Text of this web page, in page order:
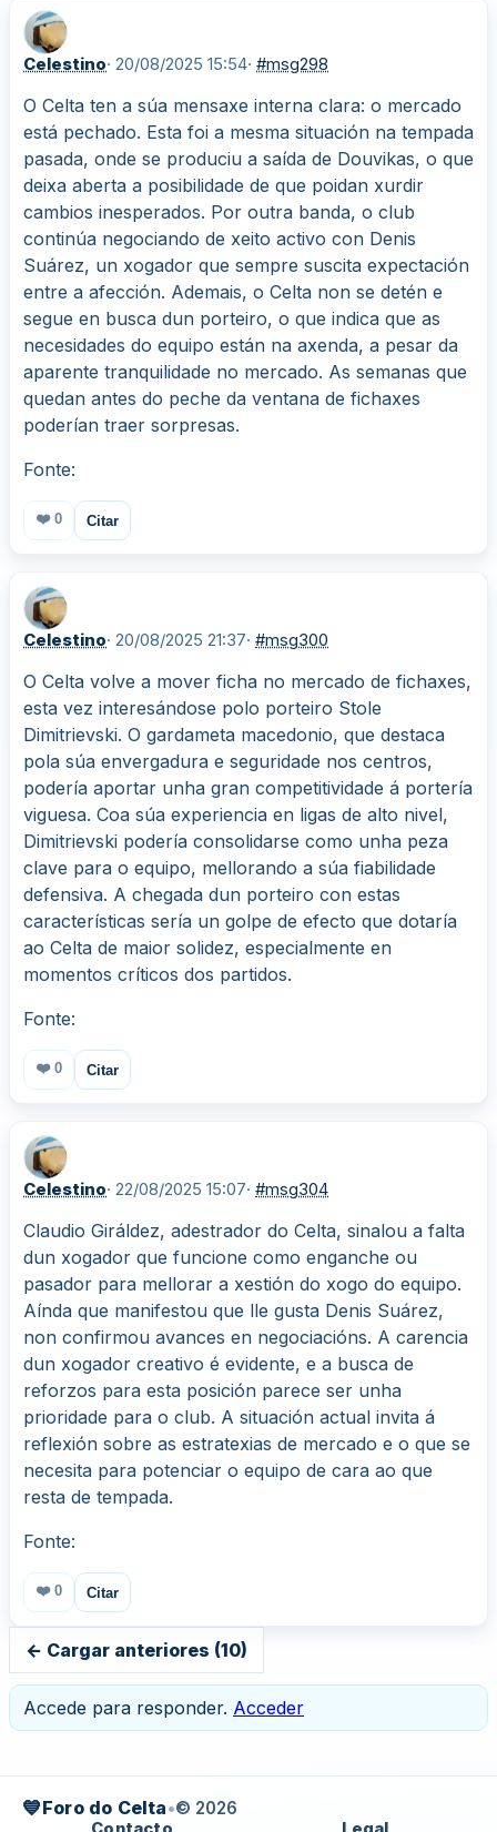
Celestino· 20/08/2025 15:54· #msg298
O Celta ten a súa mensaxe interna clara: o mercado
está pechado. Esta foi a mesma situación na tempada
pasada, onde se produciu a saída de Douvikas, o que
deixa aberta a posibilidade de que poidan xurdir
cambios inesperados. Por outra banda, o club
continúa negociando de xeito activo con Denis
Suárez, un xogador que sempre suscita expectación
entre a afección. Ademais, o Celta non se detén e
segue en busca dun porteiro, o que indica que as
necesidades do equipo están na axenda, a pesar da
aparente tranquilidade no mercado. As semanas que
quedan antes do peche da ventana de fichaxes
poderían traer sorpresas.
Fonte:
❤️ 0 Citar
Celestino· 20/08/2025 21:37· #msg300
O Celta volve a mover ficha no mercado de fichaxes,
esta vez interesándose polo porteiro Stole
Dimitrievski. O gardameta macedonio, que destaca
pola súa envergadura e seguridade nos centros,
podería aportar unha gran competitividade á portería
viguesa. Coa súa experiencia en ligas de alto nivel,
Dimitrievski podería consolidarse como unha peza
clave para o equipo, mellorando a súa fiabilidade
defensiva. A chegada dun porteiro con estas
características sería un golpe de efecto que dotaría
ao Celta de maior solidez, especialmente en
momentos críticos dos partidos.
Fonte:
❤️ 0 Citar
Celestino· 22/08/2025 15:07· #msg304
Claudio Giráldez, adestrador do Celta, sinalou a falta
dun xogador que funcione como enganche ou
pasador para mellorar a xestión do xogo do equipo.
Aínda que manifestou que lle gusta Denis Suárez,
non confirmou avances en negociacións. A carencia
dun xogador creativo é evidente, e a busca de
reforzos para esta posición parece ser unha
prioridade para o club. A situación actual invita á
reflexión sobre as estratexias de mercado e o que se
necesita para potenciar o equipo de cara ao que
resta de tempada.
Fonte:
❤️ 0 Citar
← Cargar anteriores (10)
Accede para responder. Acceder
💙Foro do Celta•© 2026